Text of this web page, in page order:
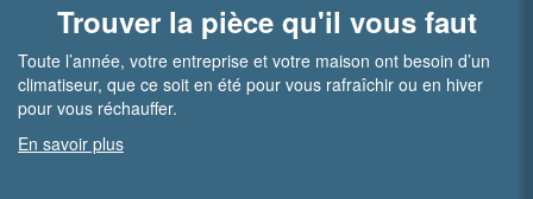
Trouver la pièce qu'il vous faut
Toute l’année, votre entreprise et votre maison ont besoin d’un
climatiseur, que ce soit en été pour vous rafraîchir ou en hiver
pour vous réchauffer.
En savoir plus